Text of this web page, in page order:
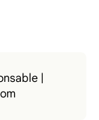
|